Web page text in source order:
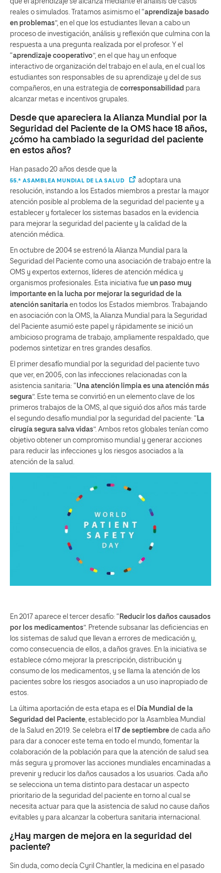
reales o simulados. Tratamos asimismo el “aprendizaje basado
en problemas”, en el que los estudiantes llevan a cabo un
proceso de investigación, análisis y reflexión que culmina con la
respuesta a una pregunta realizada por el profesor. Y el
“aprendizaje cooperativo”, en el que hay un enfoque
interactivo de organización del trabajo en el aula, en el cual los
estudiantes son responsables de su aprendizaje y del de sus
compañeros, en una estrategia de corresponsabilidad para
alcanzar metas e incentivos grupales.
Desde que apareciera la Alianza Mundial por la
Seguridad del Paciente de la OMS hace 18 años,
¿cómo ha cambiado la seguridad del paciente
en estos años?
Han pasado 20 años desde que la
55.ª ASAMBLEA MUNDIAL DE LA SALUD
adoptara una
resolución, instando a los Estados miembros a prestar la mayor
atención posible al problema de la seguridad del paciente y a
establecer y fortalecer los sistemas basados en la evidencia
para mejorar la seguridad del paciente y la calidad de la
atención médica.
En octubre de 2004 se estrenó la Alianza Mundial para la
Seguridad del Paciente como una asociación de trabajo entre la
OMS y expertos externos, líderes de atención médica y
organismos profesionales. Esta iniciativa fue un paso muy
importante en la lucha por mejorar la seguridad de la
atención sanitaria en todos los Estados miembros. Trabajando
en asociación con la OMS, la Alianza Mundial para la Seguridad
del Paciente asumió este papel y rápidamente se inició un
ambicioso programa de trabajo, ampliamente respaldado, que
podemos sintetizar en tres grandes desafíos.
El primer desafío mundial por la seguridad del paciente tuvo
que ver, en 2005, con las infecciones relacionadas con la
asistencia sanitaria: “Una atención limpia es una atención más
segura”. Este tema se convirtió en un elemento clave de los
primeros trabajos de la OMS, al que siguió dos años más tarde
el segundo desafío mundial por la seguridad del paciente: “ La
cirugía segura salva vidas”. Ambos retos globales tenían como
objetivo obtener un compromiso mundial y generar acciones
para reducir las infecciones y los riesgos asociados a la
atención de la salud.
En 2017 aparece el tercer desafío: “ Reducir los daños causados
por los medicamentos”. Pretende subsanar las deficiencias en
los sistemas de salud que llevan a errores de medicación y,
como consecuencia de ellos, a daños graves. En la iniciativa se
establece cómo mejorar la prescripción, distribución y
consumo de los medicamentos, y se llama la atención de los
pacientes sobre los riesgos asociados a un uso inapropiado de
estos.
La última aportación de esta etapa es el Día Mundial de la
Seguridad del Paciente, establecido por la Asamblea Mundial
de la Salud en 2019. Se celebra el 17 de septiembre de cada año
para dar a conocer este tema en todo el mundo, fomentar la
colaboración de la población para que la atención de salud sea
más segura y promover las acciones mundiales encaminadas a
prevenir y reducir los daños causados a los usuarios. Cada año
se selecciona un tema distinto para destacar un aspecto
prioritario de la seguridad del paciente en torno al cual se
necesita actuar para que la asistencia de salud no cause daños
evitables y para alcanzar la cobertura sanitaria internacional.
¿Hay margen de mejora en la seguridad del
paciente?
Sin duda, como decía Cyril Chantler, la medicina en el pasado